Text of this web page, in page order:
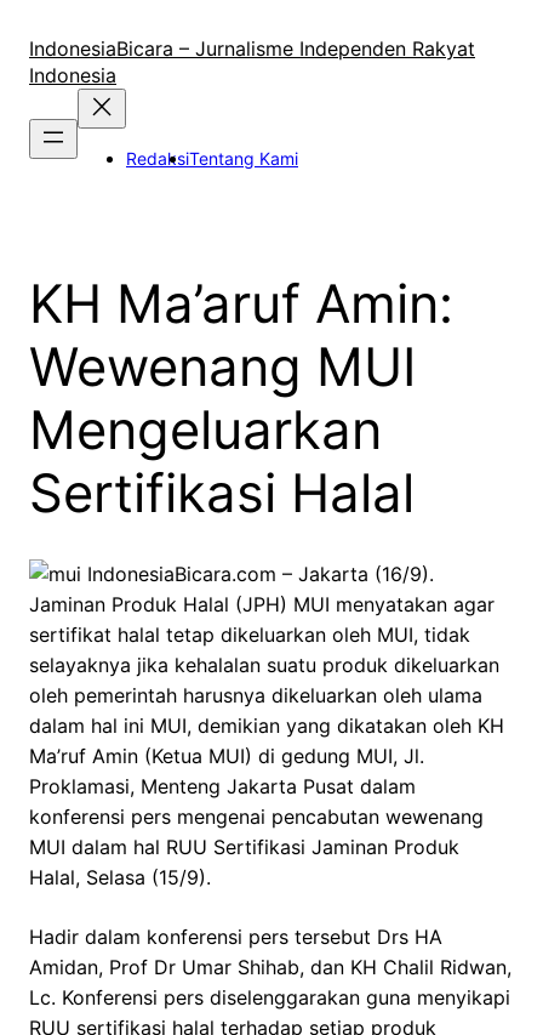
konten
IndonesiaBicara – Jurnalisme Independen Rakyat
Indonesia
RedaksiTentang Kami
KH Ma’aruf Amin:
Wewenang MUI
Mengeluarkan
Sertifikasi Halal
IndonesiaBicara.com – Jakarta (16/9).
Jaminan Produk Halal (JPH) MUI menyatakan agar
sertifikat halal tetap dikeluarkan oleh MUI, tidak
selayaknya jika kehalalan suatu produk dikeluarkan
oleh pemerintah harusnya dikeluarkan oleh ulama
dalam hal ini MUI, demikian yang dikatakan oleh KH
Ma’ruf Amin (Ketua MUI) di gedung MUI, Jl.
Proklamasi, Menteng Jakarta Pusat dalam
konferensi pers mengenai pencabutan wewenang
MUI dalam hal RUU Sertifikasi Jaminan Produk
Halal, Selasa (15/9).
Hadir dalam konferensi pers tersebut Drs HA
Amidan, Prof Dr Umar Shihab, dan KH Chalil Ridwan,
Lc. Konferensi pers diselenggarakan guna menyikapi
RUU sertifikasi halal terhadap setiap produk